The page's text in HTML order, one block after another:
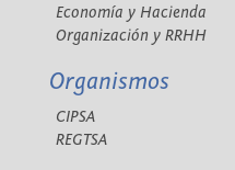
Economía y Hacienda
Organización y RRHH
Organismos
CIPSA
REGTSA